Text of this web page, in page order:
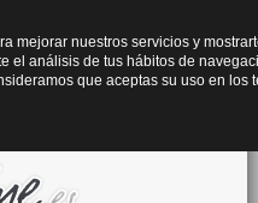
mejorar nuestros servicios y
el análisis de tus hábitos de
que aceptas su uso en los